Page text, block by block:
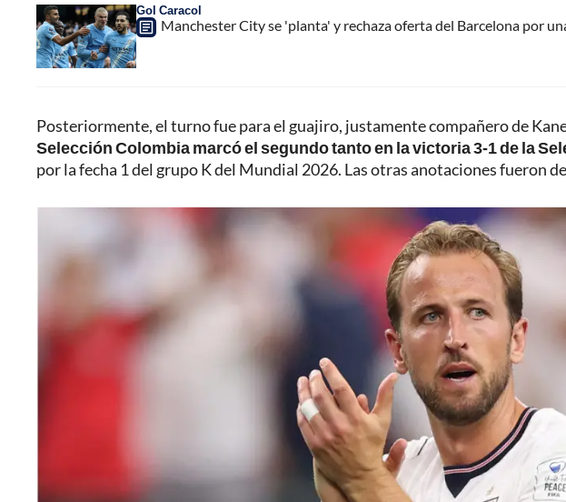
Gol Caracol
Manchester City se 'planta' y rechaza oferta del Barcelona por
Posteriormente, el turno fue para el guajiro, justamente compañero de
Selección Colombia marcó el segundo tanto en la victoria 3-1 de la
por la fecha 1 del grupo K del Mundial 2026. Las otras anotaciones fueron